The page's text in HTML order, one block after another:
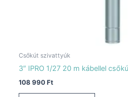
Csőkút szivattyúk
3″ IPRO 1/27 20 m kábellel
108 990Ft